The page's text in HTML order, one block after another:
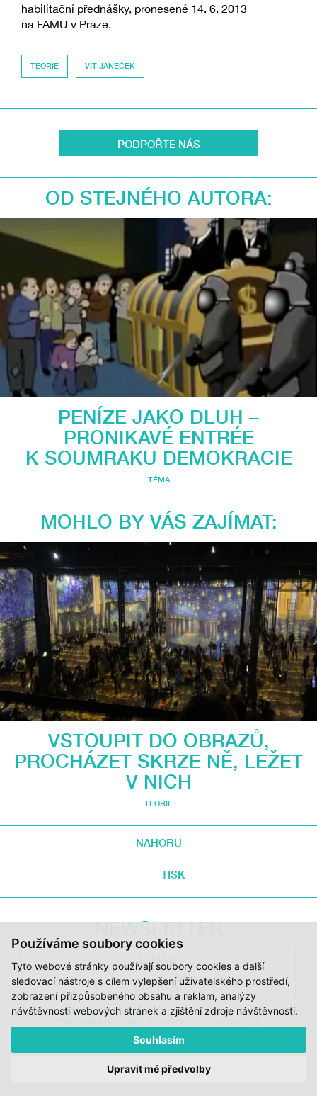
Používáme soubory cookies
Tyto webové stránky používají soubory cookies a další
sledovací nástroje s cílem vylepšení uživatelského prostředí,
zobrazení přizpůsobeného obsahu a reklam, analýzy
návštěvnosti webových stránek a zjištění zdroje návštěvnosti.
Souhlasím
Upravit mé předvolby
habilitační přednášky, pronesené 14. 6. 2013
na FAMU v Praze.
TEORIE VÍT JANEČEK
PODPOŘTE NÁS
OD STEJNÉHO AUTORA:
PENÍZE JAKO DLUH –
PRONIKAVÉ ENTRÉE
K SOUMRAKU DEMOKRACIE
TÉMA
MOHLO BY VÁS ZAJÍMAT:
VSTOUPIT DO OBRAZŮ,
PROCHÁZET SKRZE NĚ, LEŽET
V NICH
TEORIE
NAHORU
TISK
NEWSLETTER
ODESLAT
ODESLÁNÍM SOUHLASÍM S ODBĚREM NEWSLETTERU A ZÁSADAMI